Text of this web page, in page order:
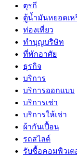
ตุรกี
ตู้น้ำมันหยอดเ
ท่องเที่ยว
ทำบุญบริษัท
ที่พักอาศัย
ธุรกิจ
บริการ
บริการออกแบบ
บริการเช่า
บริการให้เช่า
ผ้ากันเปื้อน
รถสไลด์
รับซื้อคอมพิวเต